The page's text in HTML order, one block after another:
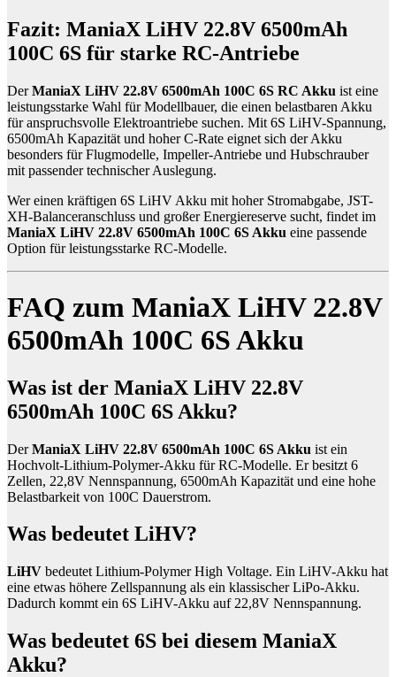
Fazit: ManiaX LiHV 22.8V 6500mAh
100C 6S für starke RC-Antriebe
DerManiaX LiHV 22.8V 6500mAh 100C 6S RC Akku ist eine
leistungsstarke Wahl für Modellbauer, die einen belastbaren Akku
für anspruchsvolle Elektroantriebe suchen. Mit 6S LiHV-Spannung,
6500mAh Kapazität und hoher C-Rate eignet sich der Akku
besonders für Flugmodelle, Impeller-Antriebe und Hubschrauber
mit passender technischer Auslegung.
Wer einen kräftigen 6S LiHV Akku mit hoher Stromabgabe, JST-
XH-Balanceranschluss und großer Energiereserve sucht, findet im
ManiaX LiHV 22.8V 6500mAh 100C 6S Akku eine passende
Option für leistungsstarke RC-Modelle.
FAQ zum ManiaX LiHV 22.8V
6500mAh 100C 6S Akku
Was ist der ManiaX LiHV 22.8V
6500mAh 100C 6S Akku?
DerManiaX LiHV 22.8V 6500mAh 100C 6S Akku ist ein
Hochvolt-Lithium-Polymer-Akku für RC-Modelle. Er besitzt 6
Zellen, 22,8V Nennspannung, 6500mAh Kapazität und eine hohe
Belastbarkeit von 100C Dauerstrom.
Was bedeutet LiHV?
LiHV bedeutet Lithium-Polymer High Voltage. Ein LiHV-Akku hat
eine etwas höhere Zellspannung als ein klassischer LiPo-Akku.
Dadurch kommt ein 6S LiHV-Akku auf 22,8V Nennspannung.
Was bedeutet 6S bei diesem ManiaX
Akku?